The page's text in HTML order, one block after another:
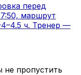
перед
маршрут
ч. Тренер —
не пропустить